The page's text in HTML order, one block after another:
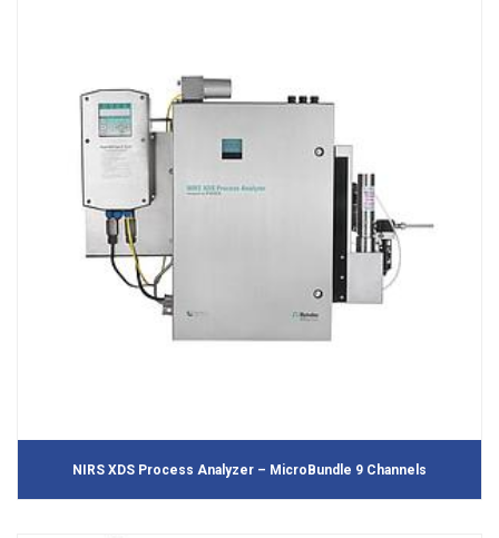
NIRS XDS Process Analyzer – MicroBundle 9 Channels